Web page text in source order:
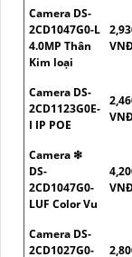
Camera DS-
2CD1047G0-L
4.0MP Thân
Kim loại
Camera DS-
2CD1123G0E-
I IP POE
Camera ❇
DS-
2CD1047G0-
LUF Color Vu
Camera DS-
2CD1027G0-